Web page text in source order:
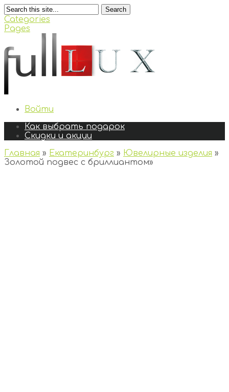
Search
Categories
Pages
Войти
Как выбрать подарок
Скидки и акции
Главная » Екатеринбург » Ювелирные изделия »
Золотой подвес с бриллиантом»